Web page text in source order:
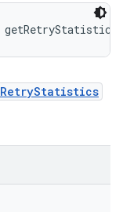
RetryStatistics